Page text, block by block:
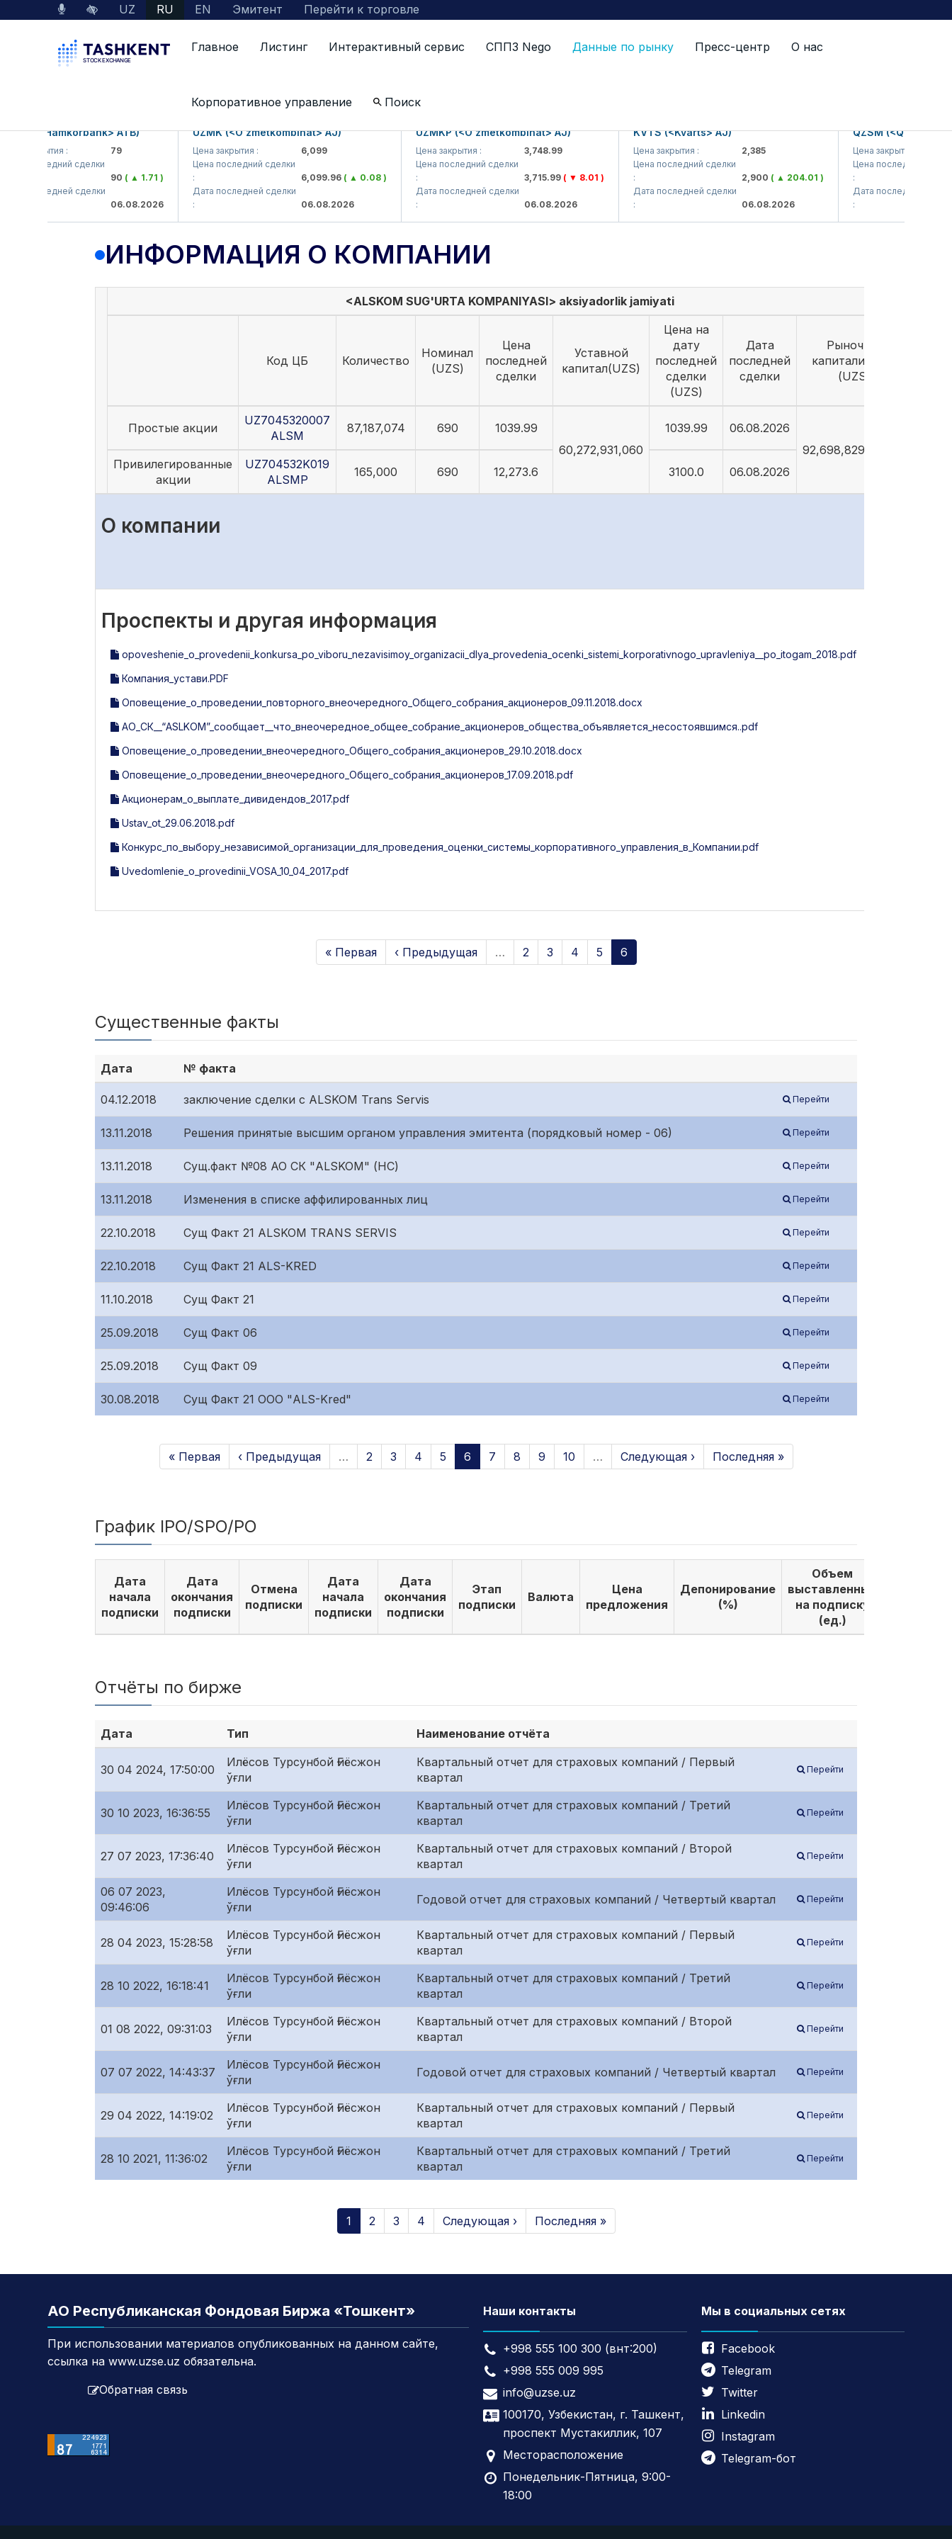
UZ RU EN Эмитент Перейти к торговле
Главное Листинг Интерактивный сервис СППЗ Nego Данные по рынку Пресс-центр О нас
Корпоративное управление Поиск
Информация о компании
(<Hamkorbank> ATB)
закрытия :
последний сделки
( ▲ 1.71 )
последней сделки
06.08.2026
UZMK (<O'zmetkombinat> AJ)
Цена закрытия :
6,099
Цена последний сделки
6,099.96( ▲ 0.08 )
Дата последней сделки
06.08.2026
UZMKP (<O'zmetkombinat> AJ)
Цена закрытия :
3,748.99
Цена последний сделки
3,715.99( ▼ 8.01 )
Дата последней сделки
06.08.2026
KVTS (<Kvarts> AJ)
Цена закрытия :
2,385
Цена последний сделки
2,900( ▲ 204.01 )
Дата последней сделки
06.08.2026
QZSM
Цена закрытия :
Цена последний сделки
Дата последней сделки
ИНФОРМАЦИЯ О КОМПАНИИ
<ALSKOM SUG'URTA KOMPANIYASI> aksiyadorlik jamiyati
Код ЦБ Количество
Номинал
(UZS)
Цена
последней
сделки
Уставной
капитал(UZS)
Цена на
дату
последней
сделки
(UZS)
Дата
последней
сделки
Рыночная
капитализация
(UZS)
Простые акции
UZ7045320007
ALSM
87,187,074 690
1039.99
60,272,931,060
1039.99
06.08.2026
92,698,829,089.26
Привилегированные
акции
UZ704532K019
ALSMP
165,000 690 12,273.6 3100.0 06.08.2026
О компании
Проспекты и другая информация
opoveshenie_o_provedenii_konkursa_po_viboru_nezavisimoy_organizacii_dlya_provedenia_ocenki_sistemi_korporativnogo_upravleniya__po_itogam_2018.pdf
Компания_устави.PDF
Оповещение_о_проведении_повторного_внеочередного_Общего_собрания_акционеров_09.11.2018.docx
АО_СК__“ASLKOM”_сообщает__что_внеочередное_общее_собрание_акционеров_общества_объявляется_несостоявшимся..pdf
Оповещение_о_проведении_внеочередного_Общего_собрания_акционеров_29.10.2018.docx
Оповещение_о_проведении_внеочередного_Общего_собрания_акционеров_17.09.2018.pdf
Акционерам_о_выплате_дивидендов_2017.pdf
Ustav_ot_29.06.2018.pdf
Конкурс_по_выбору_независимой_организации_для_проведения_оценки_системы_корпоративного_управления_в_Компании.pdf
Uvedomlenie_o_provedinii_VOSA_10_04_2017.pdf
« Первая ‹ Предыдущая … 2 3 4 5 6
Существенные факты
Дата № факта
04.12.2018 заключение сделки с ALSKOM Trans Servis Перейти
13.11.2018 Решения принятые высшим органом управления эмитента (порядковый номер - 06) Перейти
13.11.2018 Сущ.факт №08 АО СК "ALSKOM" (НС) Перейти
13.11.2018 Изменения в списке аффилированных лиц Перейти
22.10.2018 Сущ Факт 21 ALSKOM TRANS SERVIS Перейти
22.10.2018 Сущ Факт 21 ALS-KRED Перейти
11.10.2018 Сущ Факт 21 Перейти
25.09.2018 Сущ Факт 06 Перейти
25.09.2018 Сущ Факт 09 Перейти
30.08.2018 Сущ Факт 21 ООО "ALS-Kred" Перейти
« Первая ‹ Предыдущая … 2 3 4 5 6 7 8 9 10 … Следующая › Последняя »
График IPO/SPO/PO
Дата
начала
подписки
Дата
окончания
подписки
Отмена
подписки
Дата
начала
подписки
Дата
окончания
подписки
Этап
подписки
Валюта
Цена
предложения
Депонирование
(%)
Объем
выставленных
на подписку
(ед.)
Отчёты по бирже
Дата Тип Наименование отчёта
30 04 2024, 17:50:00
Илёсов Турсунбой Ғиёсжон
ўғли
Квартальный отчет для страховых компаний / Первый
квартал
Перейти
30 10 2023, 16:36:55
Илёсов Турсунбой Ғиёсжон
ўғли
Квартальный отчет для страховых компаний / Третий
квартал
Перейти
27 07 2023, 17:36:40
Илёсов Турсунбой Ғиёсжон
ўғли
Квартальный отчет для страховых компаний / Второй
квартал
Перейти
06 07 2023,
09:46:06
Илёсов Турсунбой Ғиёсжон
ўғли
Годовой отчет для страховых компаний / Четвертый квартал Перейти
28 04 2023, 15:28:58
Илёсов Турсунбой Ғиёсжон
ўғли
Квартальный отчет для страховых компаний / Первый
квартал
Перейти
28 10 2022, 16:18:41
Илёсов Турсунбой Ғиёсжон
ўғли
Квартальный отчет для страховых компаний / Третий
квартал
Перейти
01 08 2022, 09:31:03
Илёсов Турсунбой Ғиёсжон
ўғли
Квартальный отчет для страховых компаний / Второй
квартал
Перейти
07 07 2022, 14:43:37
Илёсов Турсунбой Ғиёсжон
ўғли
Годовой отчет для страховых компаний / Четвертый квартал Перейти
29 04 2022, 14:19:02
Илёсов Турсунбой Ғиёсжон
ўғли
Квартальный отчет для страховых компаний / Первый
квартал
Перейти
28 10 2021, 11:36:02
Илёсов Турсунбой Ғиёсжон
ўғли
Квартальный отчет для страховых компаний / Третий
квартал
Перейти
1 2 3 4 Следующая › Последняя »
АО Республиканская Фондовая Биржа «Тошкент»
При использовании материалов опубликованных на данном сайте,
ссылка на www.uzse.uz обязательна.
Обратная связь
Наши контакты
+998 555 100 300 (внт:200)
+998 555 009 995
info@uzse.uz
100170, Узбекистан, г. Ташкент,
проспект Мустакиллик, 107
Месторасположение
Понедельник-Пятница, 9:00-
18:00
Мы в социальных сетях
Facebook
Telegram
Twitter
Linkedin
Instagram
Telegram-бот